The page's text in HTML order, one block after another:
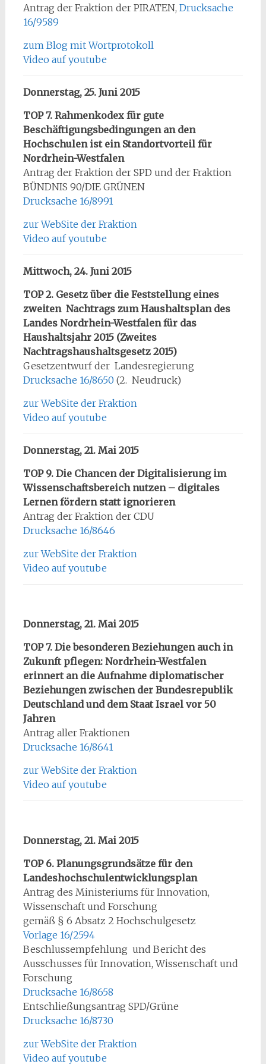
Antrag der Fraktion der PIRATEN, Drucksache
16/9589
zum Blog mit Wortprotokoll
Video auf youtube
Donnerstag, 25. Juni 2015
TOP 7. Rahmenkodex für gute
Beschäftigungsbedingungen an den
Hochschulen ist ein Standortvorteil für
Nordrhein-Westfalen
Antrag der Fraktion der SPD und der Fraktion
BÜNDNIS 90/DIE GRÜNEN
Drucksache 16/8991
zur WebSite der Fraktion
Video auf youtube
Mittwoch, 24. Juni 2015
TOP 2. Gesetz über die Feststellung eines
zweiten Nachtrags zum Haushaltsplan des
Landes Nordrhein-Westfalen für das
Haushaltsjahr 2015 (Zweites
Nachtragshaushaltsgesetz 2015)
Gesetzentwurf der Landesregierung
Drucksache 16/8650 (2. Neudruck)
zur WebSite der Fraktion
Video auf youtube
Donnerstag, 21. Mai 2015
TOP 9. Die Chancen der Digitalisierung im
Wissenschaftsbereich nutzen – digitales
Lernen fördern statt ignorieren
Antrag der Fraktion der CDU
Drucksache 16/8646
zur WebSite der Fraktion
Video auf youtube
Donnerstag, 21. Mai 2015
TOP 7. Die besonderen Beziehungen auch in
Zukunft pflegen: Nordrhein-Westfalen
erinnert an die Aufnahme diplomatischer
Beziehungen zwischen der Bundesrepublik
Deutschland und dem Staat Israel vor 50
Jahren
Antrag aller Fraktionen
Drucksache 16/8641
zur WebSite der Fraktion
Video auf youtube
Donnerstag, 21. Mai 2015
TOP 6. Planungsgrundsätze für den
Landeshochschulentwicklungsplan
Antrag des Ministeriums für Innovation,
Wissenschaft und Forschung
gemäß § 6 Absatz 2 Hochschulgesetz
Vorlage 16/2594
Beschlussempfehlung und Bericht des
Ausschusses für Innovation, Wissenschaft und
Forschung
Drucksache 16/8658
Entschließungsantrag SPD/Grüne
Drucksache 16/8730
zur WebSite der Fraktion
Video auf youtube